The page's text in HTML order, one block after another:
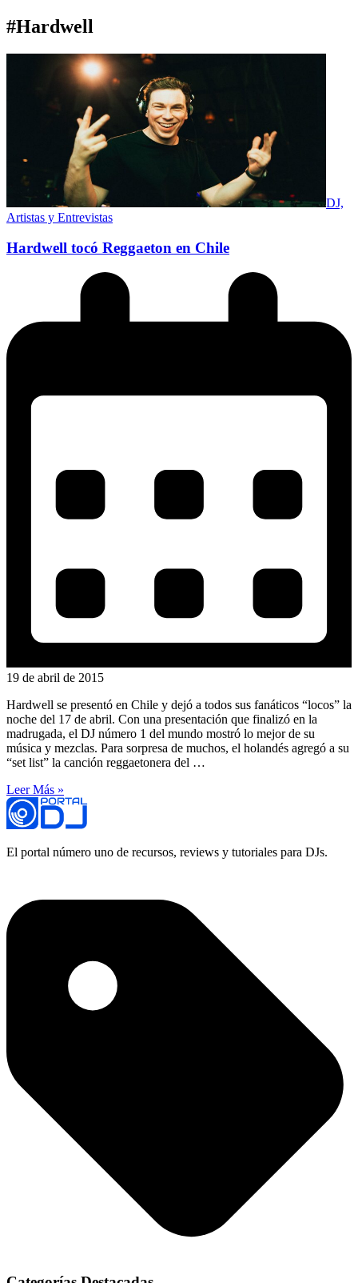
#Hardwell
DJ,
Artistas y Entrevistas
Hardwell tocó Reggaeton en Chile
19 de abril de 2015
Hardwell se presentó en Chile y dejó a todos sus fanáticos “locos” la
noche del 17 de abril. Con una presentación que finalizó en la
madrugada, el DJ número 1 del mundo mostró lo mejor de su
música y mezclas. Para sorpresa de muchos, el holandés agregó a su
“set list” la canción reggaetonera del …
Leer Más »
El portal número uno de recursos, reviews y tutoriales para DJs.